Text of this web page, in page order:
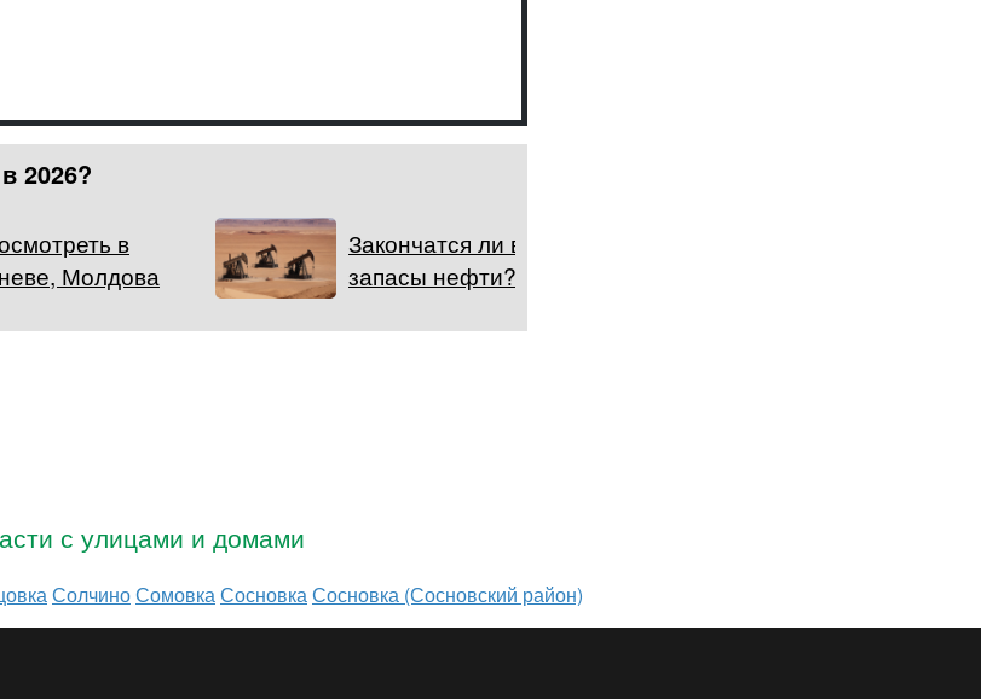
2026?
в
Молдова
Закончатся ли в мире
запасы нефти?
с улицами и домами
СолчиноСомовкаСосновкаСосновка (Сосновский район)